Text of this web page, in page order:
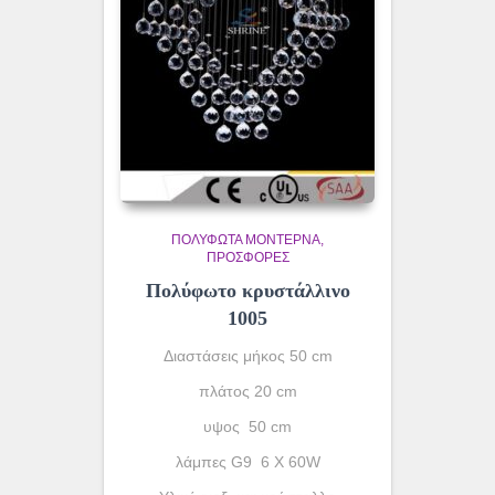
ΠΟΛΎΦΩΤΑ ΜΟΝΤΈΡΝΑ
ΠΡΟΣΦΟΡΕΣ
Πολύφωτο κρυστάλλινο
1005
Διαστάσεις μήκος 50 cm
πλάτος 20 cm
υψος 50 cm
λάμπες G9 6 X 60W